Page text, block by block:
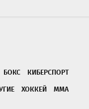
БОКС
КИБЕРСПОРТ
ХОККЕЙ
ММА